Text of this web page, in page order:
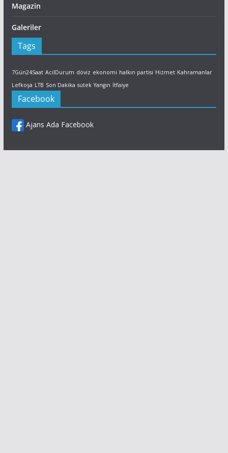
Magazin
Galeriler
Tags
7Gün24Saat AcilDurum döviz ekonomi halkın partisi Hizmet Kahramanlar
Lefkoşa LTB Son Dakika sutek Yangın İtfaiye
Facebook
Ajans Ada Facebook